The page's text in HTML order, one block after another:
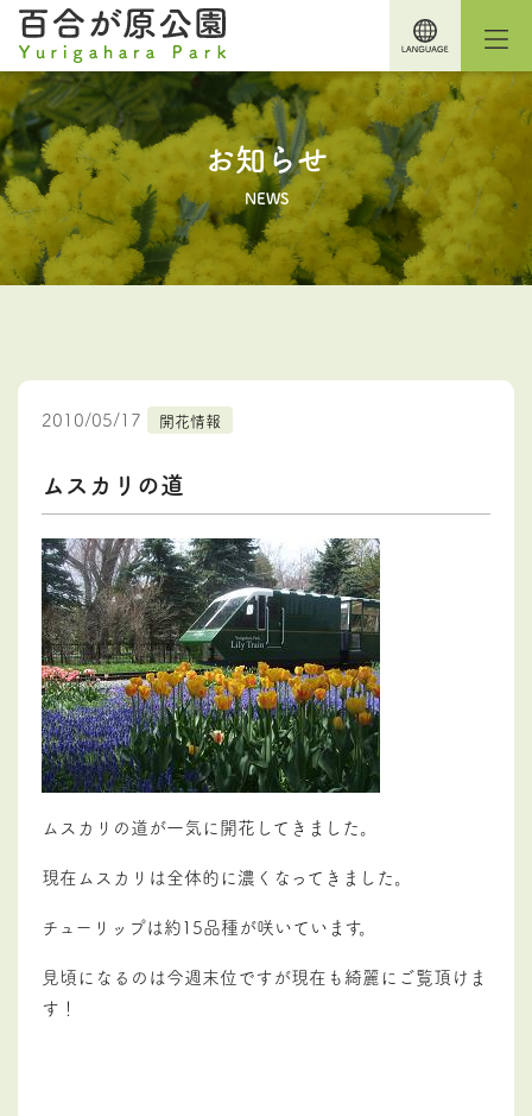
お知らせ
NEWS
2010/05/17 開花情報
ムスカリの道
ムスカリの道が一気に開花してきました。
現在ムスカリは全体的に濃くなってきました。
チューリップは約15品種が咲いています。
見頃になるのは今週末位ですが現在も綺麗にご覧頂けま
す！